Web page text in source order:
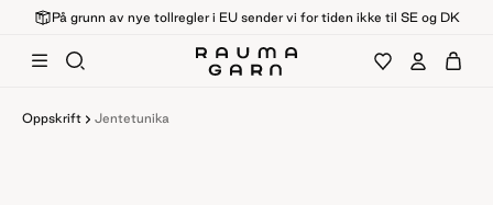
På grunn av nye tollregler i EU sender vi for tiden ikke til SE og DK
Oppskrift Jentetunika